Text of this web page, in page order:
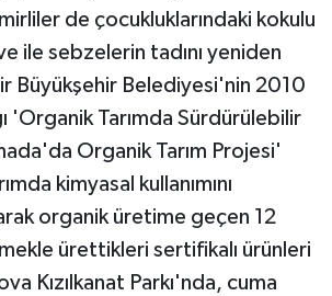
de çocukluklarındaki kokulu
ile sebzelerin tadını yeniden
Büyükşehir Belediyesi'nin 2010
'Organik Tarımda Sürdürülebilir
Organik Tarım Projesi'
kimyasal kullanımını
organik üretime geçen 12
ürettikleri sertifikalı ürünleri
Kızılkanat Parkı'nda, cuma